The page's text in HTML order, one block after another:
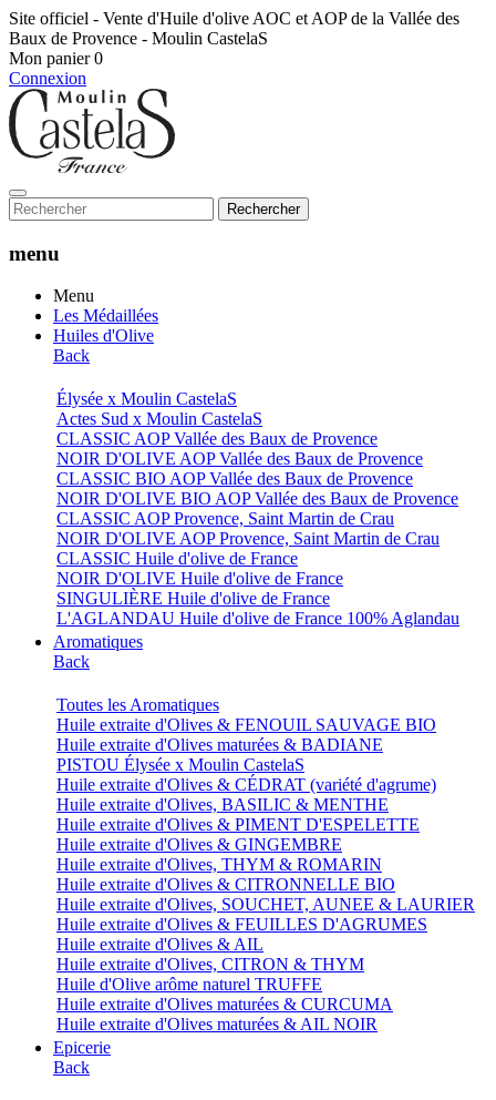
Site officiel - Vente d'Huile d'olive AOC et AOP de la Vallée des
Baux de Provence - Moulin CastelaS
Mon panier 0
Connexion
Rechercher
menu
Menu
Les Médaillées
Huiles d'Olive
Back
Élysée x Moulin CastelaS
Actes Sud x Moulin CastelaS
CLASSIC AOP Vallée des Baux de Provence
NOIR D'OLIVE AOP Vallée des Baux de Provence
CLASSIC BIO AOP Vallée des Baux de Provence
NOIR D'OLIVE BIO AOP Vallée des Baux de Provence
CLASSIC AOP Provence, Saint Martin de Crau
NOIR D'OLIVE AOP Provence, Saint Martin de Crau
CLASSIC Huile d'olive de France
NOIR D'OLIVE Huile d'olive de France
SINGULIÈRE Huile d'olive de France
L'AGLANDAU Huile d'olive de France 100% Aglandau
Aromatiques
Back
Toutes les Aromatiques
Huile extraite d'Olives & FENOUIL SAUVAGE BIO
Huile extraite d'Olives maturées & BADIANE
PISTOU Élysée x Moulin CastelaS
Huile extraite d'Olives & CÉDRAT (variété d'agrume)
Huile extraite d'Olives, BASILIC & MENTHE
Huile extraite d'Olives & PIMENT D'ESPELETTE
Huile extraite d'Olives & GINGEMBRE
Huile extraite d'Olives, THYM & ROMARIN
Huile extraite d'Olives & CITRONNELLE BIO
Huile extraite d'Olives, SOUCHET, AUNEE & LAURIER
Huile extraite d'Olives & FEUILLES D'AGRUMES
Huile extraite d'Olives & AIL
Huile extraite d'Olives, CITRON & THYM
Huile d'Olive arôme naturel TRUFFE
Huile extraite d'Olives maturées & CURCUMA
Huile extraite d'Olives maturées & AIL NOIR
Epicerie
Back